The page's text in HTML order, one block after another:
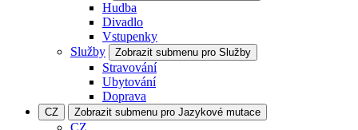
Hudba
Divadlo
Vstupenky
Služby
Zobrazit submenu pro Služby
Stravování
Ubytování
Doprava
CZ Zobrazit submenu pro Jazykové mutace
CZ